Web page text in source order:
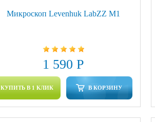
Микроскоп Levenhuk LabZZ M1
1 590 Р
КУПИТЬ В 1 КЛИК В КОРЗИНУ